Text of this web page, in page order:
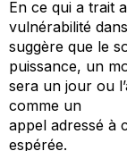
En ce qui a trait
vulnérabilité
suggère que le
puissance, un
sera un jour ou
comme un
appel adressé à
espérée.